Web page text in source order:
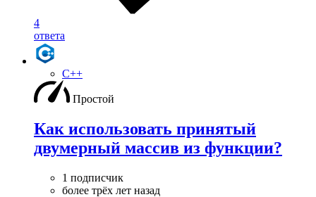
4
ответа
C++
Простой
Как использовать принятый
двумерный массив из функции?
1 подписчик
более трёх лет назад